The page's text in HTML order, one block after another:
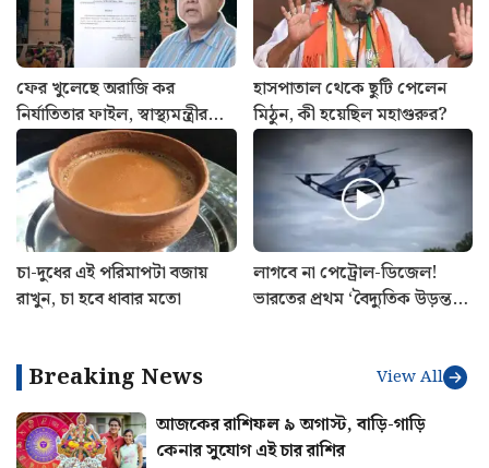
ফের খুলেছে অরাজি কর
নির্যাতিতার ফাইল, স্বাস্থ্যমন্ত্রীর
সাথে বৈঠক সেরে ঘোষণা
শুভেন্দু অধিকারীর
হাসপাতাল থেকে ছুটি পেলেন
মিঠুন, কী হয়েছিল মহাগুরুর?
চা-দুধের এই পরিমাপটা বজায়
রাখুন, চা হবে ধাবার মতো
লাগবে না পেট্রোল-ডিজেল!
ভারতের প্রথম ‘বৈদ্যুতিক উড়ন্ত
Breaking News View All
আজকের রাশিফল ৯ অগাস্ট, বাড়ি-গাড়ি
কেনার সুযোগ এই চার রাশির